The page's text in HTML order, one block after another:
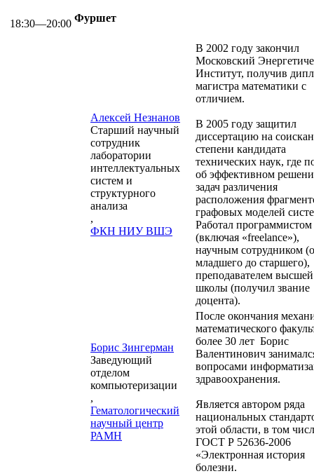
18:30—20:00 Фуршет
Алексей Незнанов
Старший научный
сотрудник
лаборатории
интеллектуальных
систем и
структурного
анализа
,
ФКН НИУ ВШЭ
В 2002 году закончил
Московский
Институт, получив
магистра математики с
отличием.
В 2005 году защитил
диссертацию на
степени кандидата
технических наук, где
об эффективном
задач различения
расположения
графовых моделей
Работал программистом
(включая «freelance»),
научным сотрудником
младшего до старшего),
преподавателем высшей
школы (получил звание
доцента).
Борис Зингерман
Заведующий
отделом
компьютеризации
,
Гематологический
научный центр
РАМН
После окончания
математического
более 30 лет Борис
Валентинович
вопросами
здравоохранения.
Является автором ряда
национальных
этой области, в том
ГОСТ Р 52636-2006
«Электронная история
болезни.